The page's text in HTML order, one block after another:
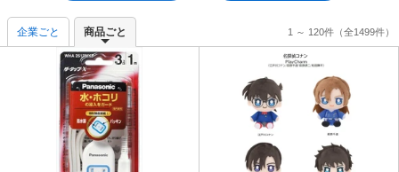
企業ごと 商品ごと 1 ～ 120件（全1499件）